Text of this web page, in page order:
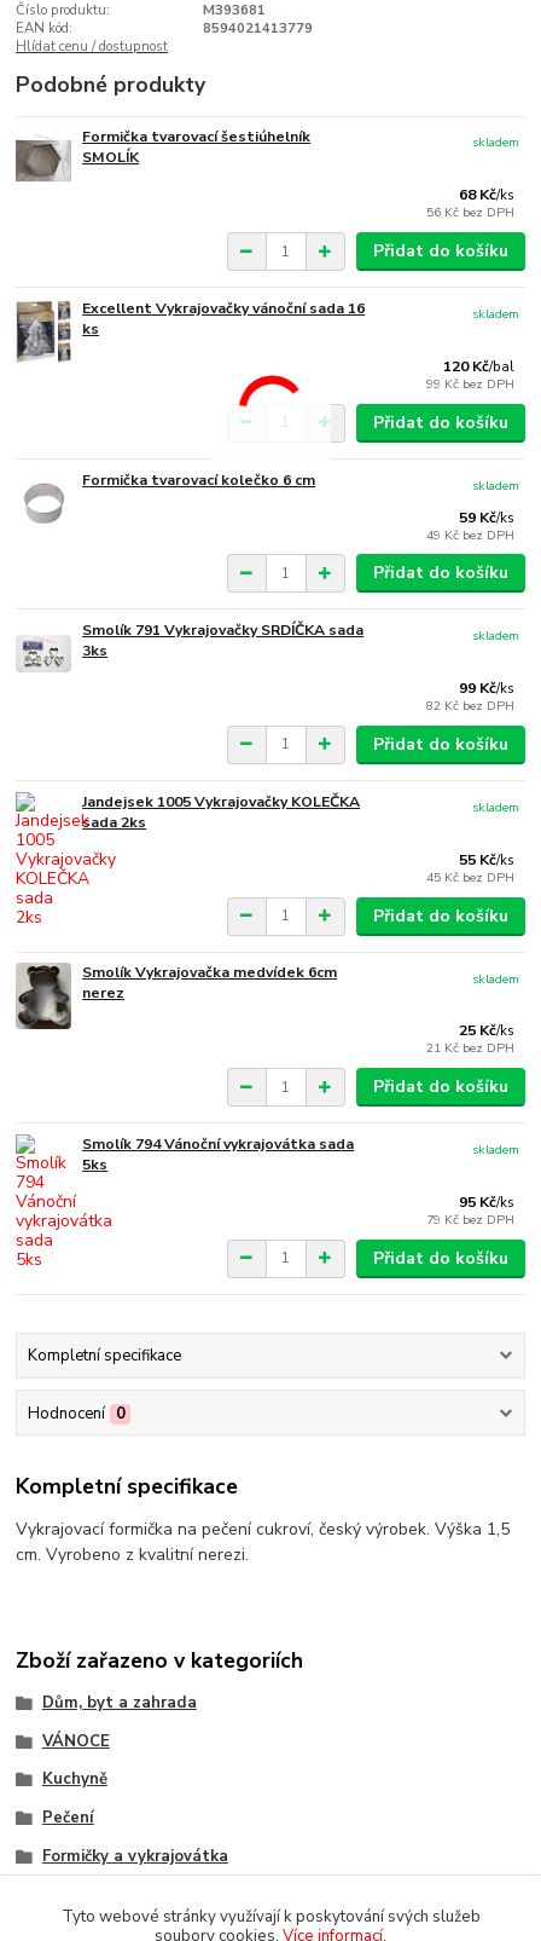
Číslo produktu:
M393681
EAN kód:
8594021413779
Hlídat cenu / dostupnost
Podobné produkty
Formička tvarovací šestiúhelník
SMOLÍK
68 Kč/ks
56 Kč bez DPH
skladem
Přidat do košíku
Excellent Vykrajovačky vánoční sada 16
ks
120 Kč/bal
99 Kč bez DPH
skladem
Přidat do košíku
Formička tvarovací kolečko 6 cm
59 Kč/ks
49 Kč bez DPH
skladem
Přidat do košíku
Smolík 791 Vykrajovačky SRDÍČKA sada
3ks
99 Kč/ks
82 Kč bez DPH
skladem
Přidat do košíku
Jandejsek 1005 Vykrajovačky KOLEČKA
sada 2ks
55 Kč/ks
45 Kč bez DPH
skladem
Přidat do košíku
Smolík Vykrajovačka medvídek 6cm
nerez
25 Kč/ks
21 Kč bez DPH
skladem
Přidat do košíku
Smolík 794 Vánoční vykrajovátka sada
5ks
95 Kč/ks
79 Kč bez DPH
skladem
Přidat do košíku
Kompletní specifikace
Hodnocení 0
Kompletní specifikace
Vykrajovací formička na pečení cukroví, český výrobek. Výška 1,5
cm. Vyrobeno z kvalitní nerezi.
Zboží zařazeno v kategoriích
Dům, byt a zahrada
VÁNOCE
Kuchyně
Pečení
Formičky a vykrajovátka
Tyto webové stránky využívají k poskytování svých služeb
soubory cookies. Více informací.